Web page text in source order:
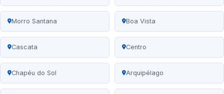
Morro Santana Boa Vista
Cascata Centro
Chapéu do Sol Arquipélago